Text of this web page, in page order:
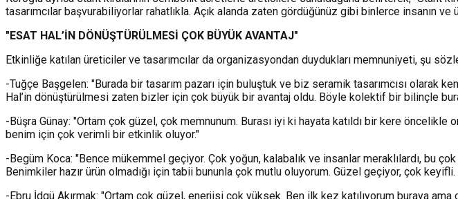
tasarımcılar başvurabiliyorlar rahatlıkla. Açık alanda zaten gördüğünüz gibi binlerce insanın
"ESAT HAL’İN DÖNÜŞTÜRÜLMESİ ÇOK BÜYÜK AVANTAJ"
Etkinliğe katılan üreticiler ve tasarımcılar da organizasyondan duydukları memnuniyeti, şu
-Tuğçe Başgelen: "Burada bir tasarım pazarı için buluştuk ve biz seramik tasarımcısı
Hal’in dönüştürülmesi zaten bizler için çok büyük bir avantaj oldu. Böyle kolektif bir bilinçle
-Büşra Günay: "Ortam çok güzel, çok memnunum. Burası iyi ki hayata katıldı bir kere
benim için çok verimli bir etkinlik oluyor."
-Begüm Koca: "Bence mükemmel geçiyor. Çok yoğun, kalabalık ve insanlar meraklılardı, bu
Benimkiler hazır ürün olmadığı için tabii bununla çok mutlu oluyorum. Güzel geçiyor, çok
-Ebru İdgü Akırmak: "Ortam çok güzel, enerjisi çok yüksek. Ben ilk kez katılıyorum buraya